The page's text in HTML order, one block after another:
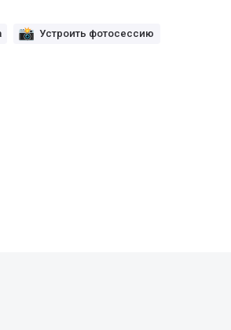
Устроить фотосессию